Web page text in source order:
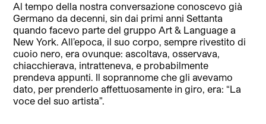
Al tempo della nostra conversazione conoscevo già
Germano da decenni, sin dai primi anni Settanta
quando facevo parte del gruppo Art & Language a
New York. All’epoca, il suo corpo, sempre rivestito di
cuoio nero, era ovunque: ascoltava, osservava,
chiacchierava, intratteneva, e probabilmente
prendeva appunti. Il soprannome che gli avevamo
dato, per prenderlo affettuosamente in giro, era: “La
voce del suo artista”.